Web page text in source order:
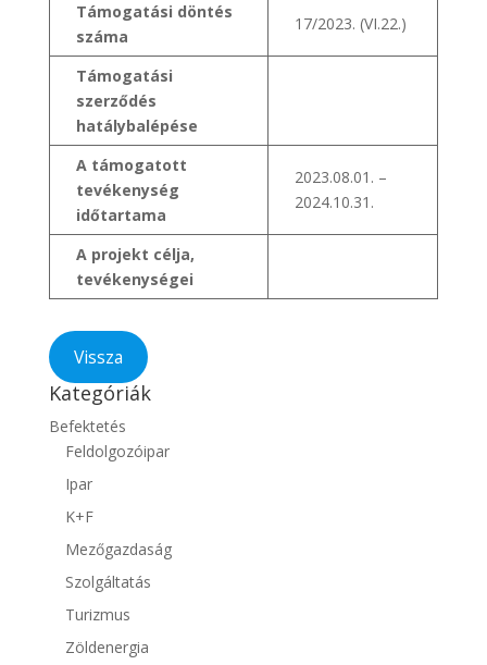
Támogatási döntés
száma
17/2023. (VI.22.)
Támogatási
szerződés
hatálybalépése
A támogatott
tevékenység
időtartama
2023.08.01. –
2024.10.31.
A projekt célja,
tevékenységei
Vissza
Kategóriák
Befektetés
Feldolgozóipar
Ipar
K+F
Mezőgazdaság
Szolgáltatás
Turizmus
Zöldenergia